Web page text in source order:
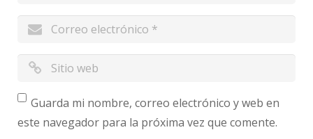
Guarda mi nombre, correo electrónico y web en
este navegador para la próxima vez que comente.